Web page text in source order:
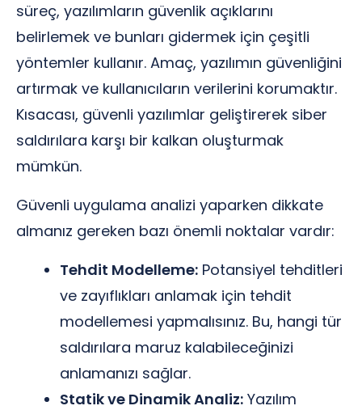
süreç, yazılımların güvenlik açıklarını
belirlemek ve bunları gidermek için çeşitli
yöntemler kullanır. Amaç, yazılımın güvenliğini
artırmak ve kullanıcıların verilerini korumaktır.
Kısacası, güvenli yazılımlar geliştirerek siber
saldırılara karşı bir kalkan oluşturmak
mümkün.
Güvenli uygulama analizi yaparken dikkate
almanız gereken bazı önemli noktalar vardır:
Tehdit Modelleme: Potansiyel tehditleri
ve zayıflıkları anlamak için tehdit
modellemesi yapmalısınız. Bu, hangi tür
saldırılara maruz kalabileceğinizi
anlamanızı sağlar.
Statik ve Dinamik Analiz: Yazılım